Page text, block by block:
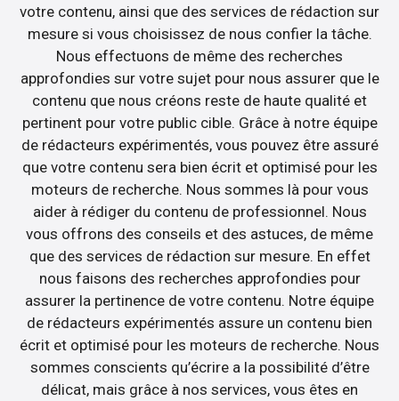
votre contenu, ainsi que des services de rédaction sur
mesure si vous choisissez de nous confier la tâche.
Nous effectuons de même des recherches
approfondies sur votre sujet pour nous assurer que le
contenu que nous créons reste de haute qualité et
pertinent pour votre public cible. Grâce à notre équipe
de rédacteurs expérimentés, vous pouvez être assuré
que votre contenu sera bien écrit et optimisé pour les
moteurs de recherche. Nous sommes là pour vous
aider à rédiger du contenu de professionnel. Nous
vous offrons des conseils et des astuces, de même
que des services de rédaction sur mesure. En effet
nous faisons des recherches approfondies pour
assurer la pertinence de votre contenu. Notre équipe
de rédacteurs expérimentés assure un contenu bien
écrit et optimisé pour les moteurs de recherche. Nous
sommes conscients qu’écrire a la possibilité d’être
délicat, mais grâce à nos services, vous êtes en